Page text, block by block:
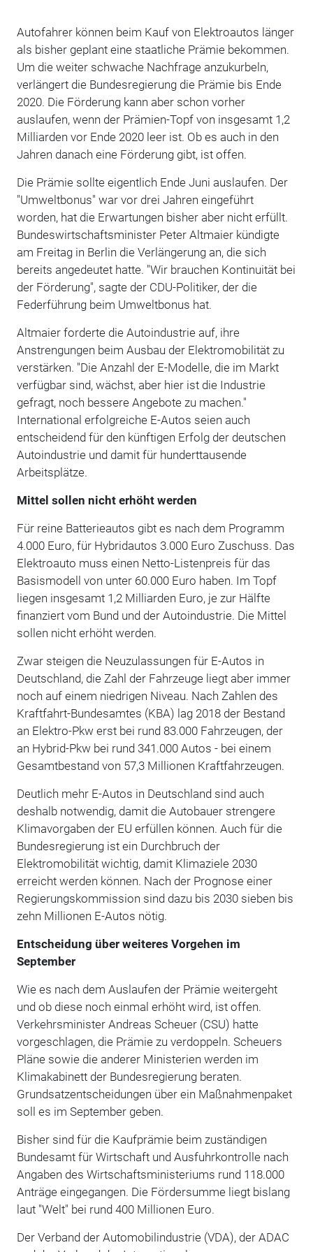
Autofahrer können beim Kauf von Elektroautos länger
als bisher geplant eine staatliche Prämie bekommen.
Um die weiter schwache Nachfrage anzukurbeln,
verlängert die Bundesregierung die Prämie bis Ende
2020. Die Förderung kann aber schon vorher
auslaufen, wenn der Prämien-Topf von insgesamt 1,2
Milliarden vor Ende 2020 leer ist. Ob es auch in den
Jahren danach eine Förderung gibt, ist offen.
Die Prämie sollte eigentlich Ende Juni auslaufen. Der
"Umweltbonus" war vor drei Jahren eingeführt
worden, hat die Erwartungen bisher aber nicht erfüllt.
Bundeswirtschaftsminister Peter Altmaier kündigte
am Freitag in Berlin die Verlängerung an, die sich
bereits angedeutet hatte. "Wir brauchen Kontinuität bei
der Förderung", sagte der CDU-Politiker, der die
Federführung beim Umweltbonus hat.
Altmaier forderte die Autoindustrie auf, ihre
Anstrengungen beim Ausbau der Elektromobilität zu
verstärken. "Die Anzahl der E-Modelle, die im Markt
verfügbar sind, wächst, aber hier ist die Industrie
gefragt, noch bessere Angebote zu machen."
International erfolgreiche E-Autos seien auch
entscheidend für den künftigen Erfolg der deutschen
Autoindustrie und damit für hunderttausende
Arbeitsplätze.
Mittel sollen nicht erhöht werden
Für reine Batterieautos gibt es nach dem Programm
4.000 Euro, für Hybridautos 3.000 Euro Zuschuss. Das
Elektroauto muss einen Netto-Listenpreis für das
Basismodell von unter 60.000 Euro haben. Im Topf
liegen insgesamt 1,2 Milliarden Euro, je zur Hälfte
finanziert vom Bund und der Autoindustrie. Die Mittel
sollen nicht erhöht werden.
Zwar steigen die Neuzulassungen für E-Autos in
Deutschland, die Zahl der Fahrzeuge liegt aber immer
noch auf einem niedrigen Niveau. Nach Zahlen des
Kraftfahrt-Bundesamtes (KBA) lag 2018 der Bestand
an Elektro-Pkw erst bei rund 83.000 Fahrzeugen, der
an Hybrid-Pkw bei rund 341.000 Autos - bei einem
Gesamtbestand von 57,3 Millionen Kraftfahrzeugen.
Deutlich mehr E-Autos in Deutschland sind auch
deshalb notwendig, damit die Autobauer strengere
Klimavorgaben der EU erfüllen können. Auch für die
Bundesregierung ist ein Durchbruch der
Elektromobilität wichtig, damit Klimaziele 2030
erreicht werden können. Nach der Prognose einer
Regierungskommission sind dazu bis 2030 sieben bis
zehn Millionen E-Autos nötig.
Entscheidung über weiteres Vorgehen im
September
Wie es nach dem Auslaufen der Prämie weitergeht
und ob diese noch einmal erhöht wird, ist offen.
Verkehrsminister Andreas Scheuer (CSU) hatte
vorgeschlagen, die Prämie zu verdoppeln. Scheuers
Pläne sowie die anderer Ministerien werden im
Klimakabinett der Bundesregierung beraten.
Grundsatzentscheidungen über ein Maßnahmenpaket
soll es im September geben.
Bisher sind für die Kaufprämie beim zuständigen
Bundesamt für Wirtschaft und Ausfuhrkontrolle nach
Angaben des Wirtschaftsministeriums rund 118.000
Anträge eingegangen. Die Fördersumme liegt bislang
laut "Welt" bei rund 400 Millionen Euro.
Der Verband der Automobilindustrie (VDA), der ADAC